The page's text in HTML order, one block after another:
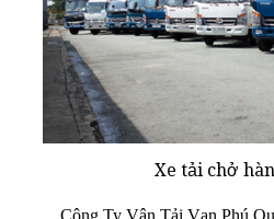
Xe tải chở